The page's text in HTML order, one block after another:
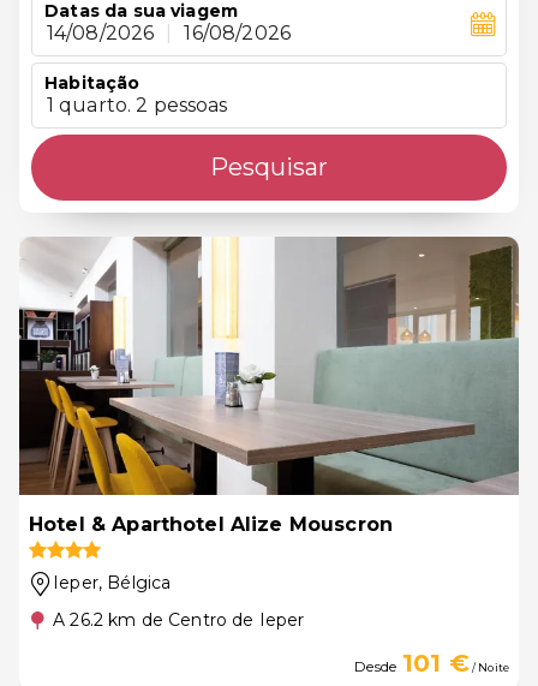
Datas da sua viagem
14/08/2026 16/08/2026
Habitação
1 quarto. 2 pessoas
Pesquisar
Hotel & Aparthotel Alize Mouscron
Ieper, Bélgica
A 26.2 km de Centro de Ieper
Desde 101 €/ Noite